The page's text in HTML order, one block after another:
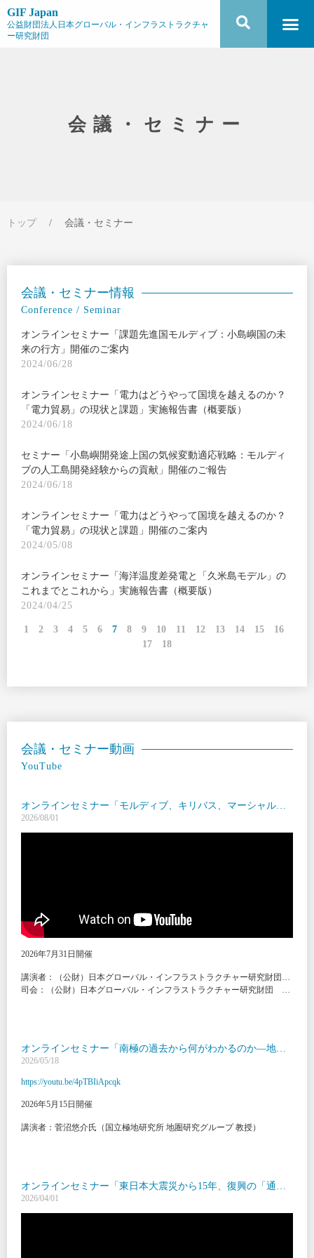
GIF Japan
公益財団法人日本グローバル・インフラストラクチャ
ー研究財団
会議・セミナー
トップ / 会議・セミナー
会議・セミナー情報
Conference / Seminar
オンラインセミナー「課題先進国モルディブ：小島嶼国の未
来の行方」開催のご案内
2024/06/28
オンラインセミナー「電力はどうやって国境を越えるのか？
「電力貿易」の現状と課題」実施報告書（概要版）
2024/06/18
セミナー「小島嶼開発途上国の気候変動適応戦略：モルディ
ブの人工島開発経験からの貢献」開催のご報告
2024/06/18
オンラインセミナー「電力はどうやって国境を越えるのか？
「電力貿易」の現状と課題」開催のご案内
2024/05/08
オンラインセミナー「海洋温度差発電と「久米島モデル」の
これまでとこれから」実施報告書（概要版）
2024/04/25
1 2 3 4 5 6 7 8 9 10 11 12 13 14 15
16
17
18
会議・セミナー動画
YouTube
2026/08/01
2026年7月31日開催
司会：（公財）日本グローバル・インフラストラクチャー研究財団 事務局長 坂本晶子
2026/05/18
https://youtu.be/4pTBIiApcqk
2026年5月15日開催
講演者：菅沼悠介氏（国立極地研究所 地圏研究グループ 教授）
オンラインセミナー「東日本大震災から15年、復興の「通知表」を世界の羅針盤へ ―2014年世界銀行レポートの再評価と検証―」
2026/04/01